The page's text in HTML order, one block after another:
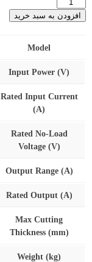
افزودن به سبد خرید
Model
Input Power (V)
Rated Input Current
(A)
Rated No-Load
Voltage (V)
Output Range (A)
Rated Output (A)
Max Cutting
Thickness (mm)
Weight (kg)